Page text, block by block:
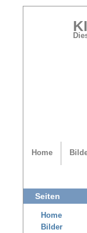
Home
Seiten
Home
Bilder